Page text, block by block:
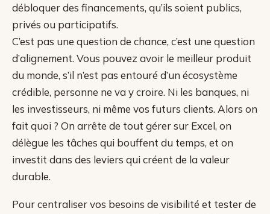
débloquer des financements, qu’ils soient publics,
privés ou participatifs.
C’est pas une question de chance, c’est une question
d’alignement. Vous pouvez avoir le meilleur produit
du monde, s’il n’est pas entouré d’un écosystème
crédible, personne ne va y croire. Ni les banques, ni
les investisseurs, ni même vos futurs clients. Alors on
fait quoi ? On arrête de tout gérer sur Excel, on
délègue les tâches qui bouffent du temps, et on
investit dans des leviers qui créent de la valeur
durable.
Pour centraliser vos besoins de visibilité et tester de